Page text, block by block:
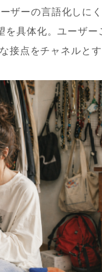
ザーの言語化しにく
を具体化。ユーザー
接点をチャネルとす